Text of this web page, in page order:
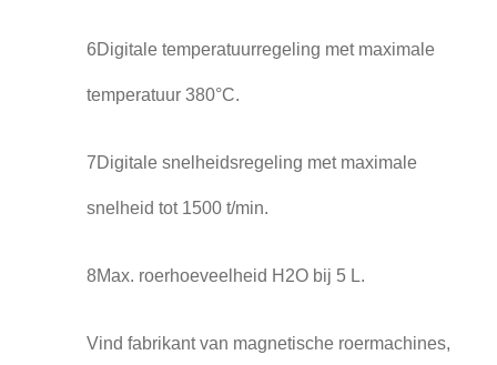
6Digitale temperatuurregeling met maximale
temperatuur 380°C.
7Digitale snelheidsregeling met maximale
snelheid tot 1500 t/min.
8Max. roerhoeveelheid H2O bij 5 L.
Vind fabrikant van magnetische roermachines,